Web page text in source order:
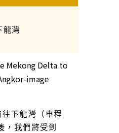
龍灣
下龍灣（車程
，我們將受到